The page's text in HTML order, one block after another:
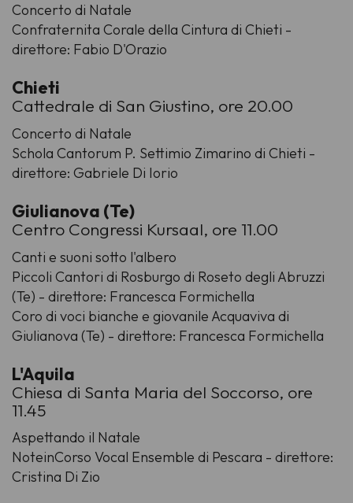
Concerto di Natale
Confraternita Corale della Cintura di Chieti -
direttore: Fabio D'Orazio
Chieti
Cattedrale di San Giustino, ore 20.00
Concerto di Natale
Schola Cantorum P. Settimio Zimarino di Chieti -
direttore: Gabriele Di Iorio
Giulianova (Te)
Centro Congressi Kursaal, ore 11.00
Canti e suoni sotto l'albero
Piccoli Cantori di Rosburgo di Roseto degli Abruzzi
(Te) - direttore: Francesca Formichella
Coro di voci bianche e giovanile Acquaviva di
Giulianova (Te) - direttore: Francesca Formichella
L'Aquila
Chiesa di Santa Maria del Soccorso, ore
11.45
Aspettando il Natale
NoteinCorso Vocal Ensemble di Pescara - direttore:
Cristina Di Zio